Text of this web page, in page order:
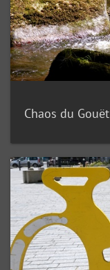
Chaos du Gouët